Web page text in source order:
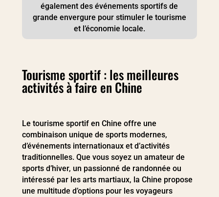
également des événements sportifs de
grande envergure pour stimuler le tourisme
et l’économie locale.
Tourisme sportif : les meilleures
activités à faire en Chine
Le tourisme sportif en Chine offre une
combinaison unique de sports modernes,
d’événements internationaux et d’activités
traditionnelles. Que vous soyez un amateur de
sports d’hiver, un passionné de randonnée ou
intéressé par les arts martiaux, la Chine propose
une multitude d’options pour les voyageurs